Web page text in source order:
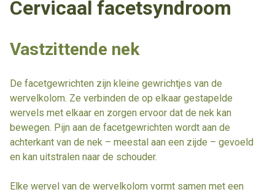
Cervicaal facetsyndroom
Vastzittende nek
De facetgewrichten zijn kleine gewrichtjes van de
wervelkolom. Ze verbinden de op elkaar gestapelde
wervels met elkaar en zorgen ervoor dat de nek kan
bewegen. Pijn aan de facetgewrichten wordt aan de
achterkant van de nek – meestal aan een zijde – gevoeld
en kan uitstralen naar de schouder.
Elke wervel van de wervelkolom vormt samen met een